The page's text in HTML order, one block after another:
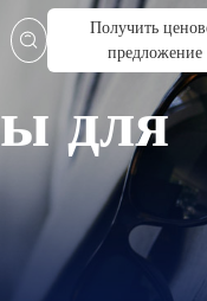
Получить
предложение
для